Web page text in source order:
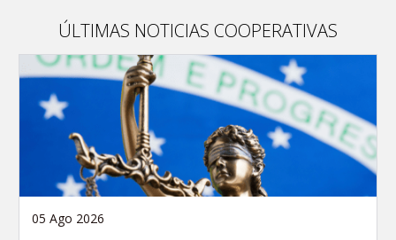
ÚLTIMAS NOTICIAS COOPERATIVAS
05 Ago 2026